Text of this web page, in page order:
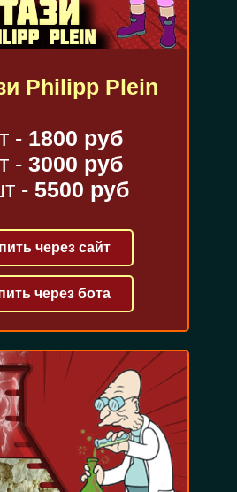
Philipp Plein
- 1800 руб
- 3000 руб
- 5500 руб
через сайт
через бота